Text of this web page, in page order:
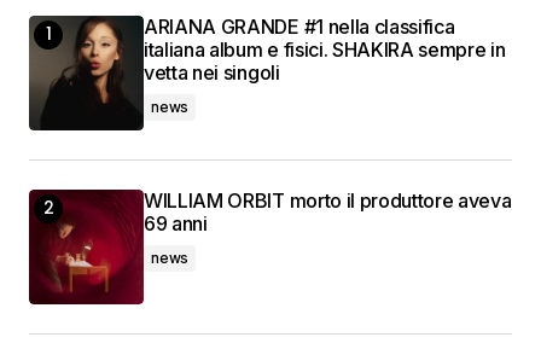
ARIANA GRANDE #1 nella classifica
italiana album e fisici. SHAKIRA sempre in
vetta nei singoli
news
WILLIAM ORBIT morto il produttore aveva
69 anni
news